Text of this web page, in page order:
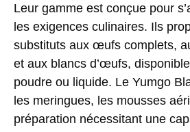
Leur gamme est conçue pour
les exigences culinaires. Ils
substituts aux œufs complets,
et aux blancs d’œufs,
poudre ou liquide. Le Yumgo
les meringues, les mousses
préparation nécessitant une